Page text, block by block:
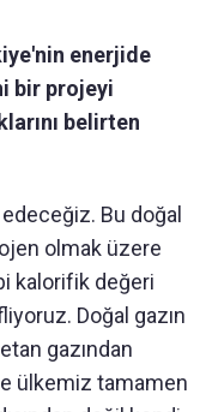
enerjide
bir projeyi
belirten
Bu doğal
olmak üzere
kalorifik değeri
Doğal gazın
gazından
ülkemiz tamamen